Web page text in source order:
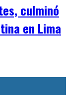
culminó
en Lima